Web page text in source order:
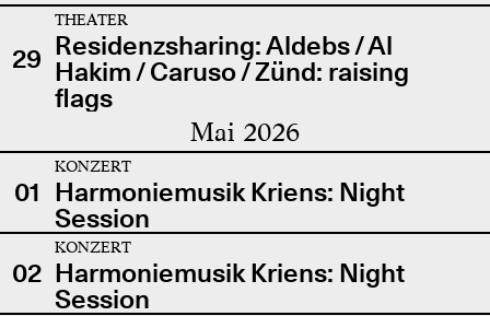
29
THEATER
Residenzsharing: Aldebs / Al
Hakim / Caruso / Zünd: raising
flags
Mai 2026
01
KONZERT
Harmoniemusik Kriens: Night
Session
02
KONZERT
Harmoniemusik Kriens: Night
Session